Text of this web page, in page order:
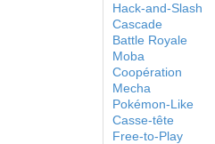
Hack-and-Slash
Cascade
Battle Royale
Moba
Coopération
Mecha
Pokémon-Like
Casse-tête
Free-to-Play